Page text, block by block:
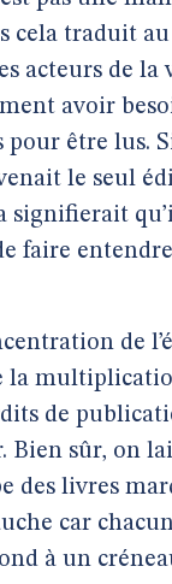
cela traduit
acteurs de la
avoir
pour être lus.
le seul
signifierait
faire
de
la
de
Bien sûr, on
des livres
car
à un